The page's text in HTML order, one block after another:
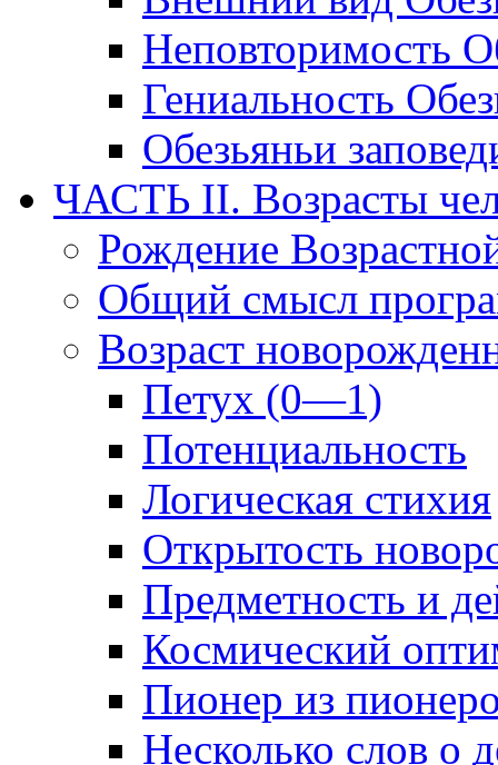
Неповторимость
Гениальность
Обезьяньи
ЧАСТЬ II. Возрасты
Рождение
Общий смысл
Возраст
Петух (0—1)
Потенциальность
Логическая стихия
Открытость
Предметность и
Космический
Пионер из
Несколько слов о